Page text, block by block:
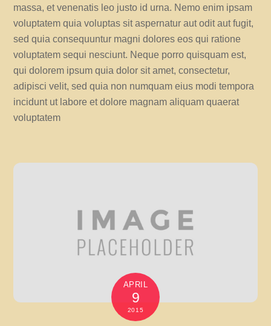
massa, et venenatis leo justo id urna. Nemo enim ipsam
voluptatem quia voluptas sit aspernatur aut odit aut fugit,
sed quia consequuntur magni dolores eos qui ratione
voluptatem sequi nesciunt. Neque porro quisquam est,
qui dolorem ipsum quia dolor sit amet, consectetur,
adipisci velit, sed quia non numquam eius modi tempora
incidunt ut labore et dolore magnam aliquam quaerat
voluptatem
APRIL
9
2015